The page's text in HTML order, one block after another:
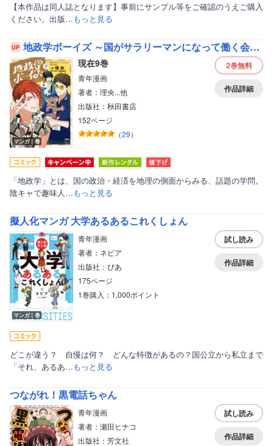
【本作品は同人誌となります】事前にサンプル等をご確認のうえご購入
ください。出版…もっと見る
地政学ボーイズ ～国がサラリーマンになって働く会社～
マンガ｜巻
現在9巻
青年漫画
著者：理央...他
出版社：秋田書店
152ページ
（29）
2巻無料
作品詳細
「地政学」とは、国の政治・経済を地理の側面からみる、話題の学問。
陰キャで趣味人…もっと見る
擬人化マンガ 大学あるあるこれくしょん
マンガ｜巻
青年漫画
著者：ネピア
出版社：ぴあ
175ページ
1巻購入：1,000ポイント
試し読み
作品詳細
どこが違う？ 自慢は何？ どんな特徴があるの？国公立から私立まで
「それ、あるあ…もっと見る
つながれ！黒電話ちゃん
青年漫画
著者：瀬田ヒナコ
出版社：芳文社
試し読み
作品詳細